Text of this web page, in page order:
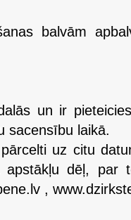
balvām
un ir
sacensību laikā.
uz citu
apstākļu dēļ, par
,